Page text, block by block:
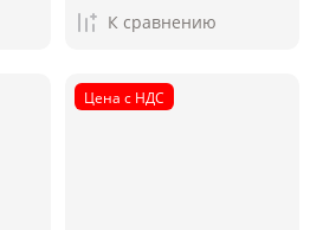
К сравнению
Цена с НДС